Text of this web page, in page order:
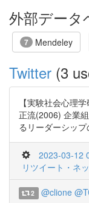
外部データ
7 Mendeley
Twitter (3
【実験社会心理
正流(2006) 企業
るリーダーシッ
2023-03-12
リツイート・ネ
2 @clione